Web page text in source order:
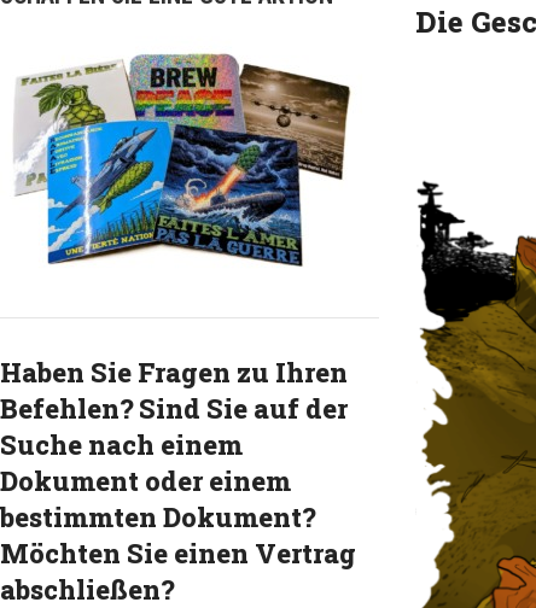
Haben Sie Fragen zu Ihren
Befehlen? Sind Sie auf der
Suche nach einem
Dokument oder einem
bestimmten Dokument?
Möchten Sie einen Vertrag
abschließen?
Die